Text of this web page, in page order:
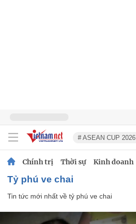
# ASEAN CUP 2026
Chính trị Thời sự Kinh doanh
tỷ phú ve chai
Tin tức mới nhất về tỷ phú ve chai